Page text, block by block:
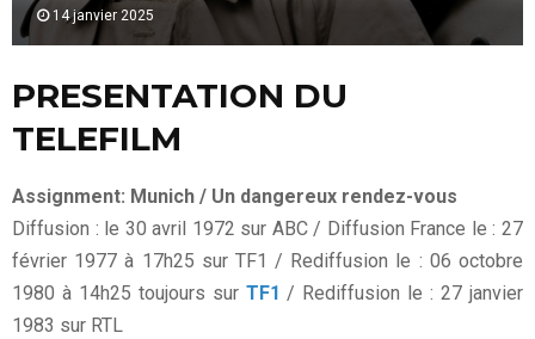
14 janvier 2025
PRESENTATION DU
TELEFILM
Assignment: Munich / Un dangereux rendez-vous
Diffusion : le 30 avril 1972 sur ABC / Diffusion France le : 27
février 1977 à 17h25 sur TF1 / Rediffusion le : 06 octobre
1980 à 14h25 toujours sur TF1 / Rediffusion le : 27 janvier
1983 sur RTL